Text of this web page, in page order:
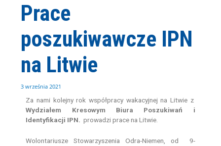
Prace
poszukiwawcze IPN
na Litwie
3 września 2021
Za nami kolejny rok współpracy wakacyjnej na Litwie z
Wydziałem Kresowym Biura Poszukiwań i
Identyfikacji IPN. prowadzi prace na Litwie.
Wolontariusze Stowarzyszenia Odra-Niemen, od 9-